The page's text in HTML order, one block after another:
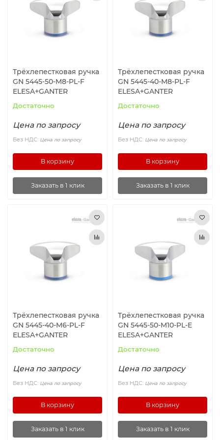
Ролики и колёса
Компоненты линейного движения
Вакуумные компоненты
Станочные приспособления
Трёхлепестковая ручка
GN 5445-50-M8-PL-F
ELESA+GANTER
Достаточно
Цена по запросу
Без НДС: Цена по запросу
В корзину
Заказать в 1 клик
Трёхлепестковая ручка
GN 5445-40-M8-PL-F
ELESA+GANTER
Достаточно
Цена по запросу
Без НДС: Цена по запросу
В корзину
Заказать в 1 клик
Трёхлепестковая ручка
GN 5445-40-M6-PL-F
ELESA+GANTER
Достаточно
Цена по запросу
Без НДС: Цена по запросу
В корзину
Заказать в 1 клик
Трёхлепестковая ручка
GN 5445-50-M10-PL-E
ELESA+GANTER
Достаточно
Цена по запросу
Без НДС: Цена по запросу
В корзину
Заказать в 1 клик